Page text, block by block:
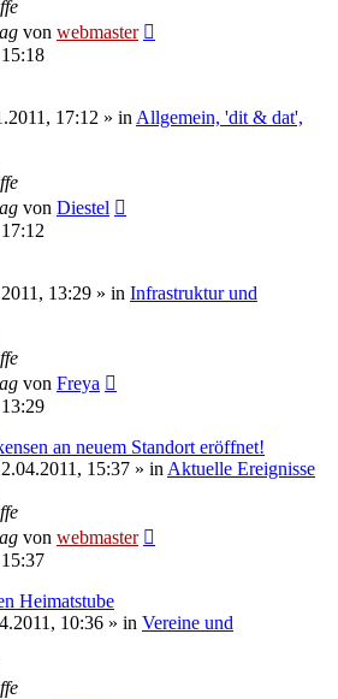
von webmaster
17:12 » in Allgemein, 'dit & dat',
von Diestel
13:29 » in Infrastruktur und
von Freya
an neuem Standort eröffnet!
15:37 » in Aktuelle Ereignisse
von webmaster
Heimatstube
10:36 » in Vereine und